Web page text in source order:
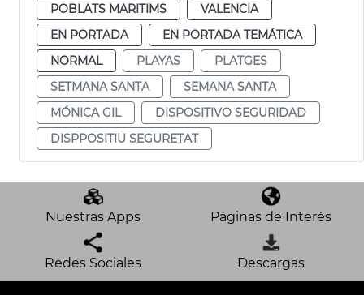
POBLATS MARITIMS
VALENCIA
EN PORTADA
EN PORTADA TEMÁTICA
NORMAL
PLAYAS
PLATGES
SETMANA SANTA
SEMANA SANTA
MÓNICA GIL
DISPOSITIVO SEGURIDAD
DISPPOSITIU SEGURETAT
Nuestras Apps Páginas de Interés
Redes Sociales Descargas